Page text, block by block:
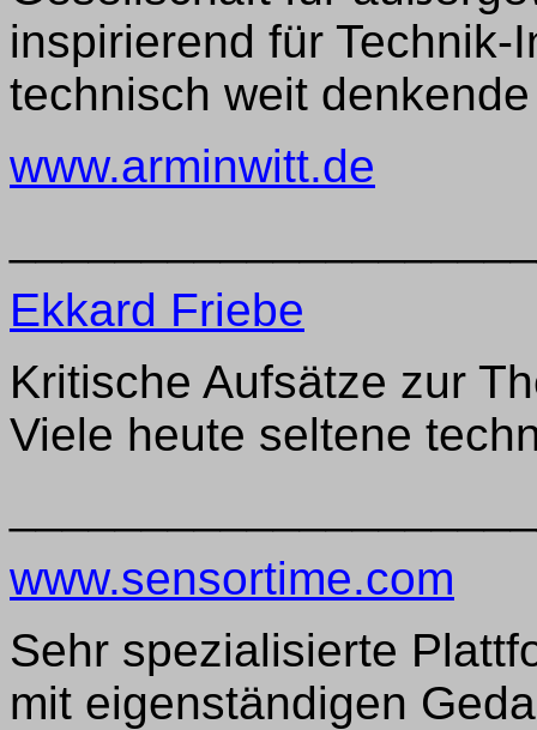
inspirierend für Technik-
technisch weit
www.arminwitt.de
Ekkard Friebe
Kritische Aufsätze zur
Viele heute seltene
www.sensortime.com
Sehr spezialisierte
mit eigenständigen